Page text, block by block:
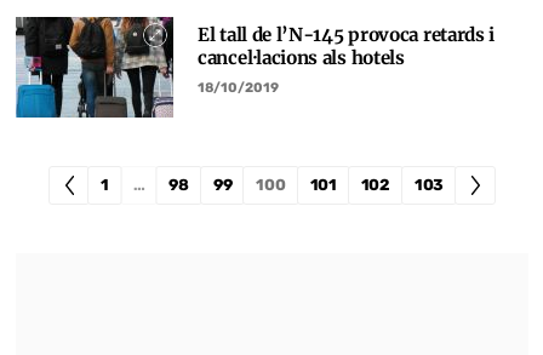
El tall de l’N-145 provoca retards i
cancel·lacions als hotels
18/10/2019
1 … 98 99 100 101 102 103